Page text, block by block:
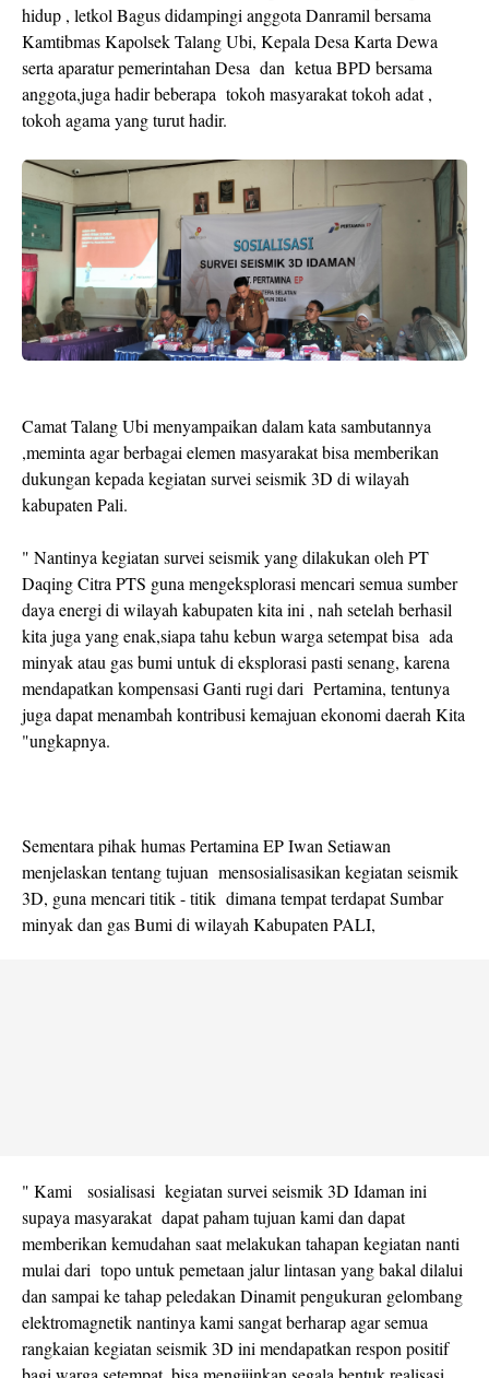
hidup , letkol Bagus didampingi anggota Danramil bersama
Kamtibmas Kapolsek Talang Ubi, Kepala Desa Karta Dewa
serta aparatur pemerintahan Desa dan ketua BPD bersama
anggota,juga hadir beberapa tokoh masyarakat tokoh adat ,
tokoh agama yang turut hadir.
Camat Talang Ubi menyampaikan dalam kata sambutannya
,meminta agar berbagai elemen masyarakat bisa memberikan
dukungan kepada kegiatan survei seismik 3D di wilayah
kabupaten Pali.
" Nantinya kegiatan survei seismik yang dilakukan oleh PT
Daqing Citra PTS guna mengeksplorasi mencari semua sumber
daya energi di wilayah kabupaten kita ini , nah setelah berhasil
kita juga yang enak,siapa tahu kebun warga setempat bisa ada
minyak atau gas bumi untuk di eksplorasi pasti senang, karena
mendapatkan kompensasi Ganti rugi dari Pertamina, tentunya
juga dapat menambah kontribusi kemajuan ekonomi daerah Kita
"ungkapnya.
Sementara pihak humas Pertamina EP Iwan Setiawan
menjelaskan tentang tujuan mensosialisasikan kegiatan seismik
3D, guna mencari titik - titik dimana tempat terdapat Sumbar
minyak dan gas Bumi di wilayah Kabupaten PALI,
" Kami sosialisasi kegiatan survei seismik 3D Idaman ini
supaya masyarakat dapat paham tujuan kami dan dapat
memberikan kemudahan saat melakukan tahapan kegiatan nanti
mulai dari topo untuk pemetaan jalur lintasan yang bakal dilalui
dan sampai ke tahap peledakan Dinamit pengukuran gelombang
elektromagnetik nantinya kami sangat berharap agar semua
rangkaian kegiatan seismik 3D ini mendapatkan respon positif